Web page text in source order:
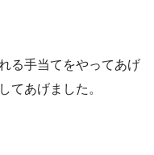
る手当てをやってあげ
てあげました。